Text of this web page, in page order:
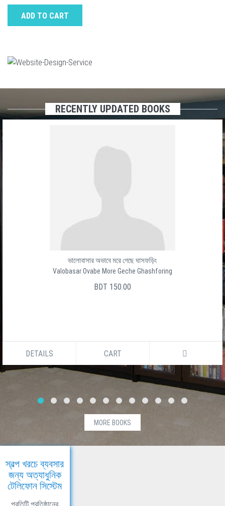
ADD TO CART
RECENTLY UPDATED BOOKS
ভালোবাসার অভাবে মরে গেছে ঘাসফড়িং
Valobasar Ovabe More Geche Ghashforing
BDT 150.00
DETAILS CART
MORE BOOKS
স্বল্প খরচে ব্যবসার
জন্য অত্যাধুনিক
টেলিফোন সিস্টেম